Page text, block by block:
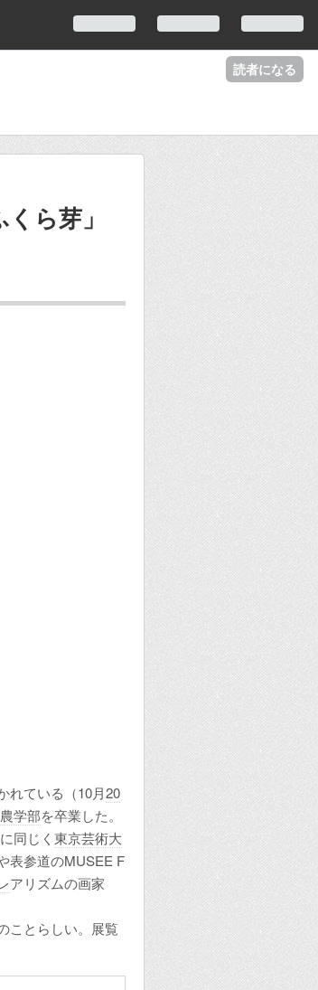
読者になる
ら芽」
れている（10月20
農学部を卒業した。
同じく 東京芸術大
表参道のMUSEE F
アリズムの画家
ことらしい。展覧